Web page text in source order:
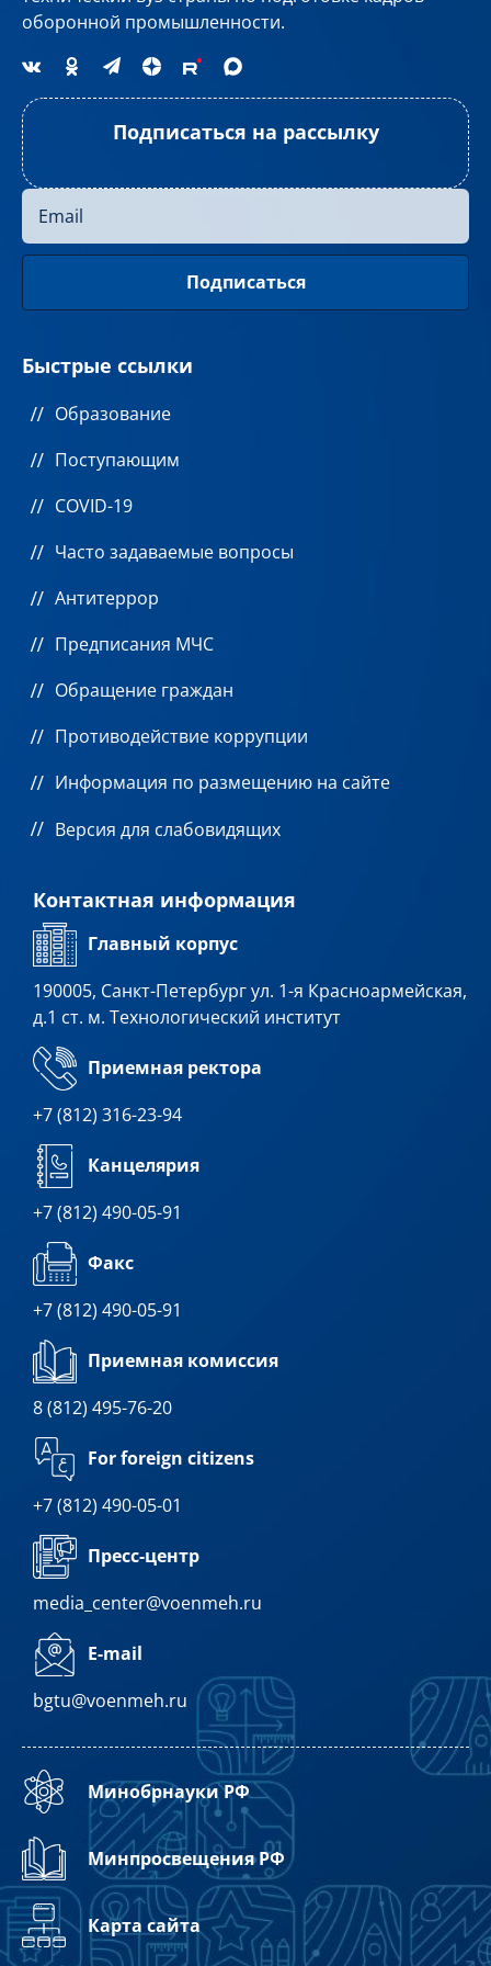
оборонной промышленности.
Подписаться на рассылку
Быстрые ссылки
Образование
Поступающим
COVID-19
Часто задаваемые вопросы
Антитеррор
Предписания МЧС
Обращение граждан
Противодействие коррупции
Информация по размещению на сайте
Версия для слабовидящих
Контактная информация
Главный корпус
190005, Санкт-Петербург ул. 1-я Красноармейская,
д.1 ст. м. Технологический институт
Приемная ректора
+7 (812) 316-23-94
Канцелярия
+7 (812) 490-05-91
Факс
+7 (812) 490-05-91
Приемная комиссия
8 (812) 495-76-20
For foreign citizens
+7 (812) 490-05-01
Пресс-центр
media_center@voenmeh.ru
E-mail
bgtu@voenmeh.ru
Минобрнауки РФ
Минпросвещения РФ
Карта сайта